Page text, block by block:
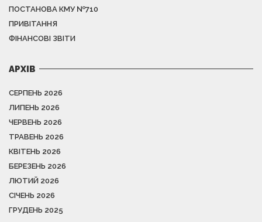
ПОСТАНОВА КМУ №710
ПРИВІТАННЯ
ФІНАНСОВІ ЗВІТИ
АРХІВ
СЕРПЕНЬ 2026
ЛИПЕНЬ 2026
ЧЕРВЕНЬ 2026
ТРАВЕНЬ 2026
КВІТЕНЬ 2026
БЕРЕЗЕНЬ 2026
ЛЮТИЙ 2026
СІЧЕНЬ 2026
ГРУДЕНЬ 2025